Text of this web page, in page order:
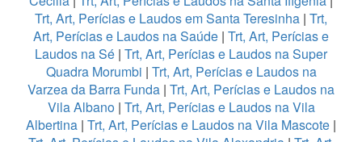
Trt, Art, Perícias e Laudos em Santa Teresinha | Trt,
Art, Perícias e Laudos na Saúde | Trt, Art, Perícias e
Laudos na Sé | Trt, Art, Perícias e Laudos na Super
Quadra Morumbi | Trt, Art, Perícias e Laudos na
Varzea da Barra Funda | Trt, Art, Perícias e Laudos na
Vila Albano| Trt, Art, Perícias e Laudos na Vila
Albertina | Trt, Art, Perícias e Laudos na Vila Mascote |